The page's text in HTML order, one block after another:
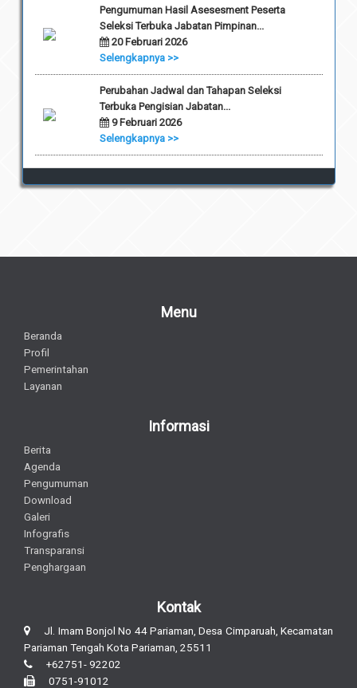
Pengumuman Hasil Asesesment Peserta
Seleksi Terbuka Jabatan Pimpinan...
20 Februari 2026
Selengkapnya >>
Perubahan Jadwal dan Tahapan Seleksi
Terbuka Pengisian Jabatan...
9 Februari 2026
Selengkapnya >>
Menu
Beranda
Profil
Pemerintahan
Layanan
Informasi
Berita
Agenda
Pengumuman
Download
Galeri
Infografis
Transparansi
Penghargaan
Kontak
Jl. Imam Bonjol No 44 Pariaman, Desa Cimparuah, Kecamatan
Pariaman Tengah Kota Pariaman, 25511
+62751- 92202
0751-91012